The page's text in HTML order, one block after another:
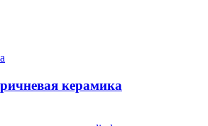
керамика